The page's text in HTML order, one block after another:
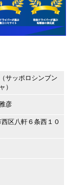
サッポロシンブン
）
彦
区八軒６条西１０